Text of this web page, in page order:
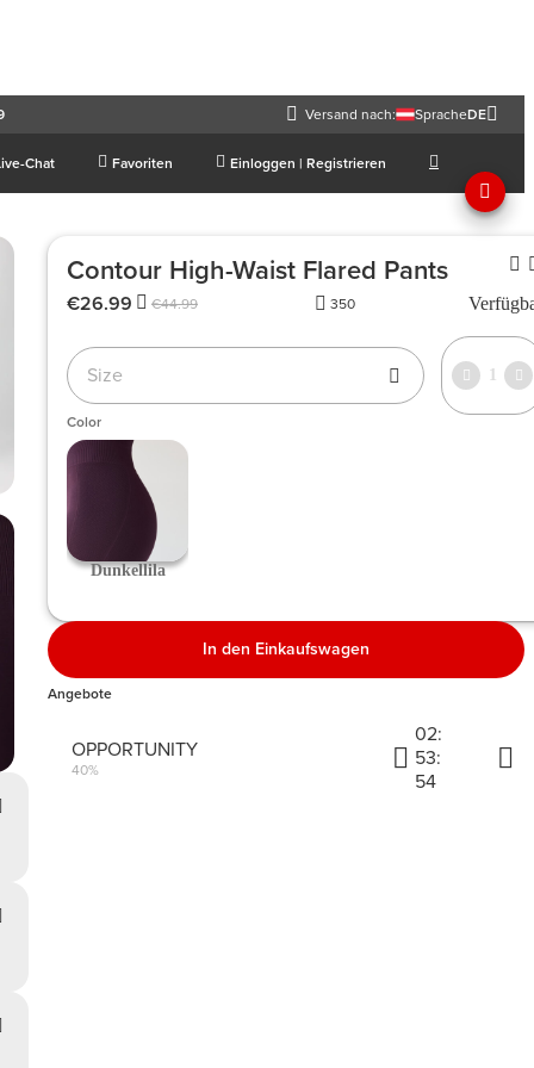
Versand nach: SpracheDE
Chat Favoriten Einloggen | Registrieren
Contour High-Waist Flared Pants
€44.99
€26.99 350
Size
Color
Dunkellila
In den Einkaufswagen
Angebote
OPPORTUNITY
40%
02:
53:
54